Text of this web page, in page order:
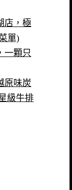
店，極
單)
一顆只
原味炭
級牛排